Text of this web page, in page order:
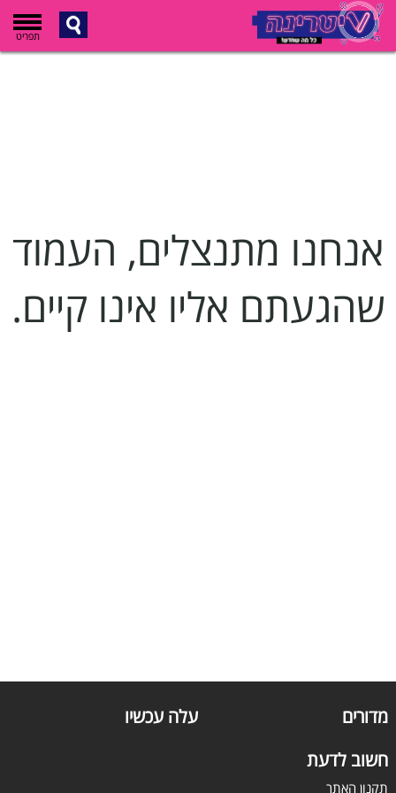
תפריט
אנחנו מתנצלים, העמוד
שהגעתם אליו אינו קיים.
מדורים
עלה עכשיו
חשוב לדעת
תקנון האתר